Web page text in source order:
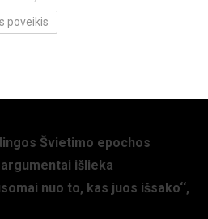
poveikis
Švietimo epochos
išlieka
nuo to, kas juos išsako‘‘,